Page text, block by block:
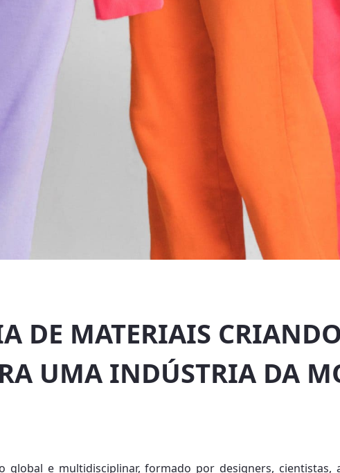
DE MATERIAIS CRIANDO
UMA INDÚSTRIA DA
global e multidisciplinar, formado por designers, cientistas,